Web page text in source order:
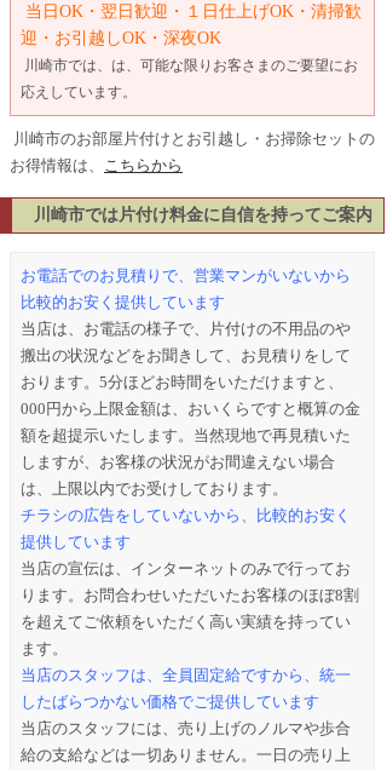
当日OK・翌日歓迎・１日仕上げOK・清掃歓
迎・お引越しOK・深夜OK
川崎市では、は、可能な限りお客さまのご要望にお
応えしています。
川崎市のお部屋片付けとお引越し・お掃除セットの
お得情報は、
こちらから
川崎市では片付け料金に自信を持ってご案内
お電話でのお見積りで、営業マンがいないから
比較的お安く提供しています
当店は、お電話の様子で、片付けの不用品のや
搬出の状況などをお聞きして、お見積りをして
おります。5分ほどお時間をいただけますと、
000円から上限金額は、おいくらですと概算の金
額を超提示いたします。当然現地で再見積いた
しますが、お客様の状況がお間違えない場合
は、上限以内でお受けしております。
チラシの広告をしていないから、比較的お安く
提供しています
当店の宣伝は、インターネットのみで行ってお
ります。お問合わせいただいたお客様のほぼ8割
を超えてご依頼をいただく高い実績を持ってい
ます。
当店のスタッフは、全員固定給ですから、統一
したばらつかない価格でご提供しています
当店のスタッフには、売り上げのノルマや歩合
給の支給などは一切ありません。一日の売り上